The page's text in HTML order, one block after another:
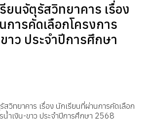
ยนจัตุรัสวิทยาคาร เรื่อง
การคัดเลือกโครงการ
าว ประจำปีการศึกษา
สวิทยาคาร เรื่อง นักเรียนที่ผ่านการคัดเลือก
น้ำเงิน-ขาว ประจำปีการศึกษา 2568